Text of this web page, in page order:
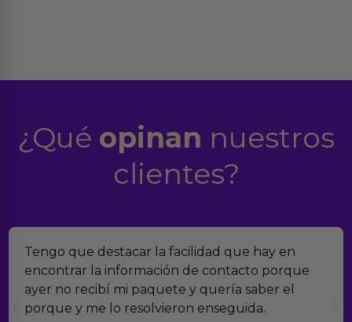
¿Qué opinan nuestros
clientes?
la facilidad que hay en
información de contacto porque
mi paquete y quería saber el
lo resolvieron enseguida.
verdad es
muchísimos